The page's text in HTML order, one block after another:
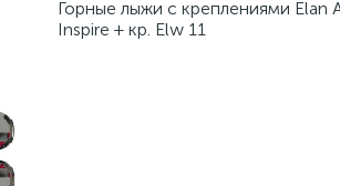
Горные лыжи с креплениями Elan
Inspire + кр. Elw 11